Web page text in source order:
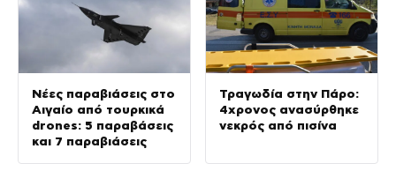
Νέες παραβιάσεις στο
Αιγαίο από τουρκικά
drones: 5 παραβάσεις
και 7 παραβιάσεις
Τραγωδία στην Πάρο:
4χρονος ανασύρθηκε
νεκρός από πισίνα